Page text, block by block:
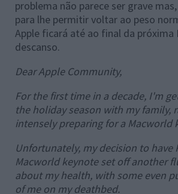
problema não parece ser grave
para lhe permitir voltar ao peso
Apple ficará até ao final da próxima
descanso.
Dear Apple Community,
For the first time in a decade, I'm
the holiday season with my family,
intensely preparing for a Macworld
Unfortunately, my decision to have
Macworld keynote set off another
about my health, with some even
of me on my deathbed.